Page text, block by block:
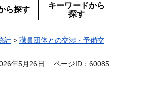
ら探す
キーワードから
探す
計 > 職員団体との交渉・予備交
年5月26日 ページID：60085